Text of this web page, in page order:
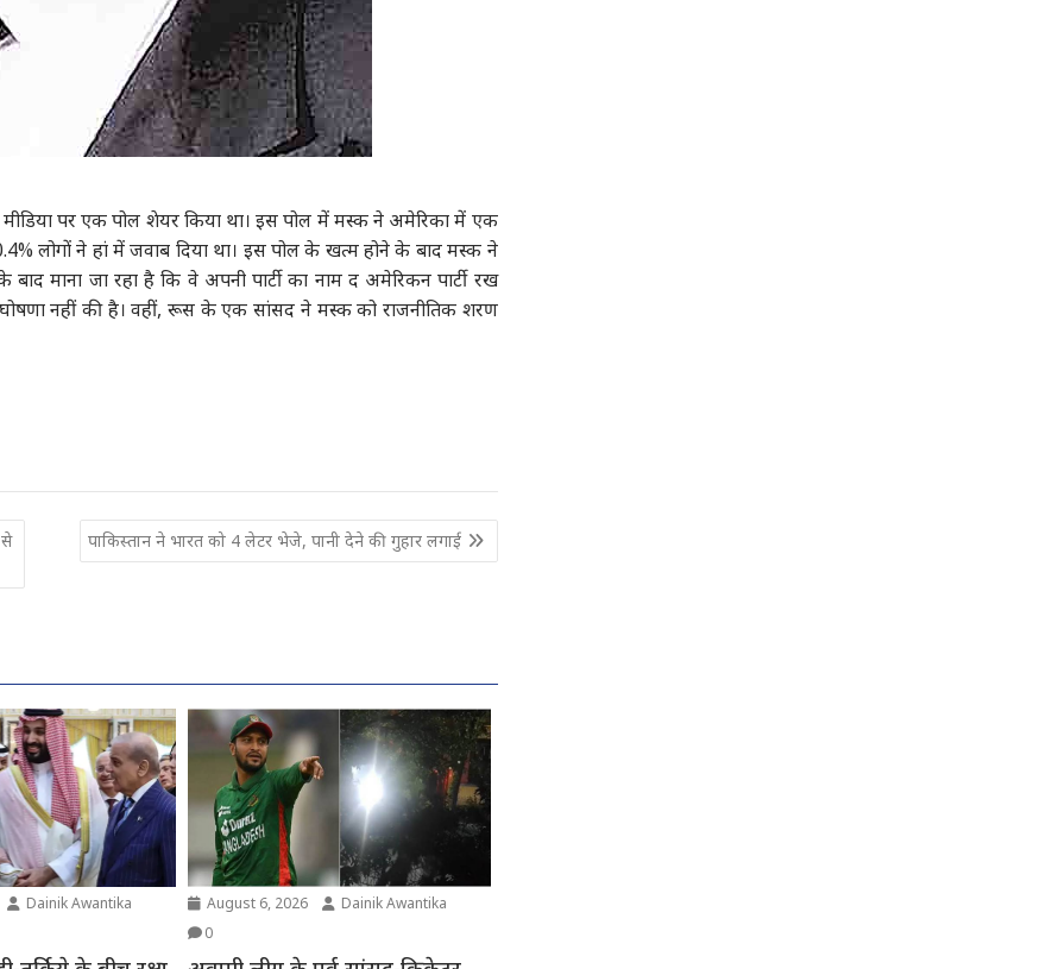
मीडिया पर एक पोल शेयर किया था। इस पोल में मस्क ने अमेरिका में एक
लोगों ने हां में जवाब दिया था। इस पोल के खत्म होने के बाद मस्क ने
माना जा रहा है कि वे अपनी पार्टी का नाम द अमेरिकन पार्टी रख
नहीं की है। वहीं, रूस के एक सांसद ने मस्क को राजनीतिक शरण
पाकिस्तान ने भारत को 4 लेटर भेजे, पानी देने की गुहार लगाई
Dainik Awantika
August 6, 2026
Dainik Awantika
0